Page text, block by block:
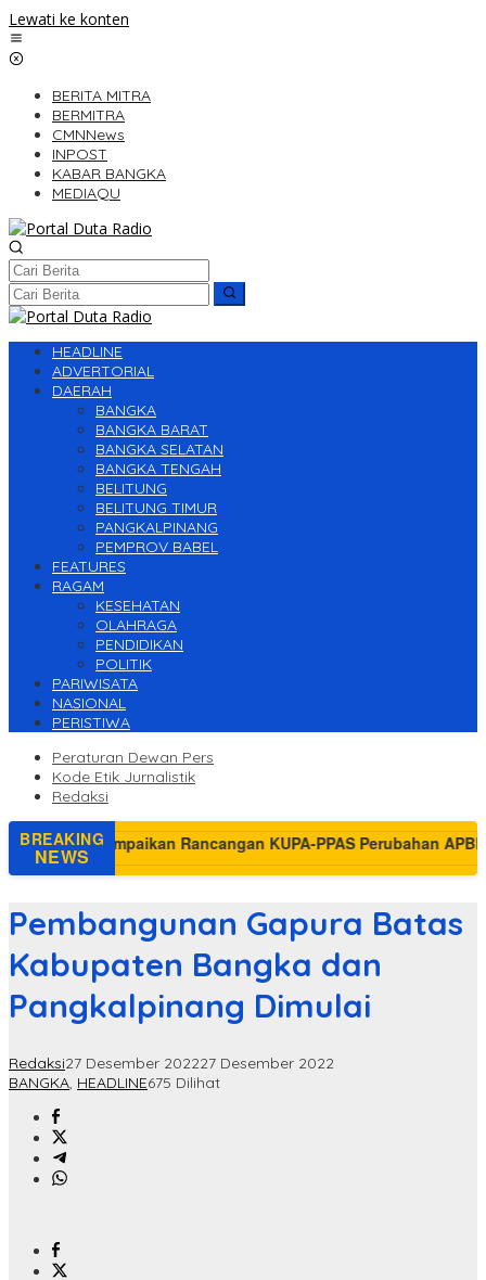
Lewati ke konten
BERITA MITRA
BERMITRA
CMNNews
INPOST
KABAR BANGKA
MEDIAQU
HEADLINE
ADVERTORIAL
DAERAH
BANGKA
BANGKA BARAT
BANGKA SELATAN
BANGKA TENGAH
BELITUNG
BELITUNG TIMUR
PANGKALPINANG
PEMPROV BABEL
FEATURES
RAGAM
KESEHATAN
OLAHRAGA
PENDIDIKAN
POLITIK
PARIWISATA
NASIONAL
PERISTIWA
Peraturan Dewan Pers
Kode Etik Jurnalistik
Redaksi
BREAKING
NEWS
Pembangunan Gapura Batas
Kabupaten Bangka dan
Pangkalpinang Dimulai
Redaksi27 Desember 202227 Desember 2022
BANGKA, HEADLINE675 Dilihat